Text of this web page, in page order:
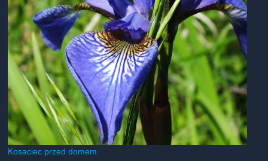
Kosaciec przed domem